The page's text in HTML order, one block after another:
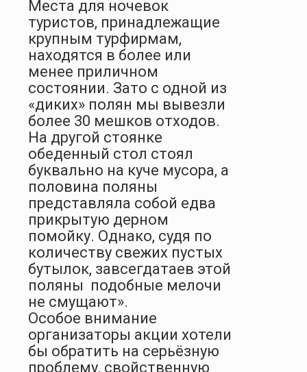
Места для ночевок
туристов, принадлежащие
крупным турфирмам,
находятся в более или
менее приличном
состоянии. Зато с одной из
«диких» полян мы вывезли
более 30 мешков отходов.
На другой стоянке
обеденный стол стоял
буквально на куче мусора, а
половина поляны
представляла собой едва
прикрытую дерном
помойку. Однако, судя по
количеству свежих пустых
бутылок, завсегдатаев этой
поляны подобные мелочи
не смущают».
Особое внимание
организаторы акции хотели
бы обратить на серьёзную
проблему, свойственную